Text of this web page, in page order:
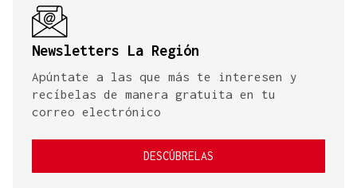
Newsletters La Región
Apúntate a las que más te interesen y
recíbelas de manera gratuita en tu
correo electrónico
DESCÚBRELAS